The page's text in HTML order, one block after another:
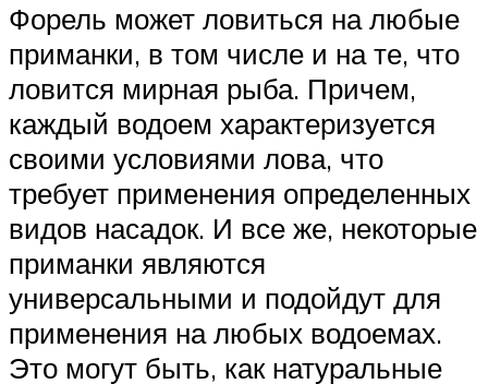
Форель может ловиться на любые
приманки, в том числе и на те, что
ловится мирная рыба. Причем,
каждый водоем характеризуется
своими условиями лова, что
требует применения определенных
видов насадок. И все же, некоторые
приманки являются
универсальными и подойдут для
применения на любых водоемах.
Это могут быть, как натуральные